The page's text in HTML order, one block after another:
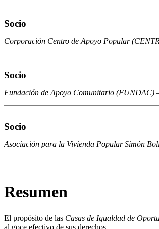
Socio
Corporación Centro de Apoyo Popular
Socio
Fundación de Apoyo Comunitario (FUNDAC)
Socio
Asociación para la Vivienda Popular Simón
Resumen
El propósito de las Casas de Igualdad de
al goce efectivo de sus derechos.